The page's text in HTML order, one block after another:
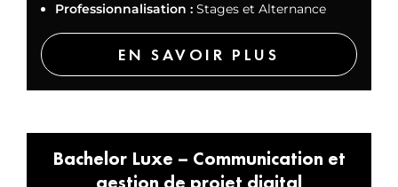
Professionnalisation : Stages et Alternance
EN SAVOIR PLUS
Bachelor Luxe – Communication et